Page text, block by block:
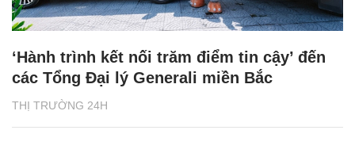
THỊ TRƯỜNG 24H
‘Hành trình kết nối trăm điểm tin cậy’ đến
các Tổng Đại lý Generali miền Bắc